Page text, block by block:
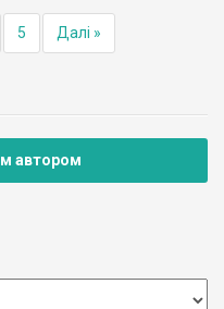
5 Далі »
автором